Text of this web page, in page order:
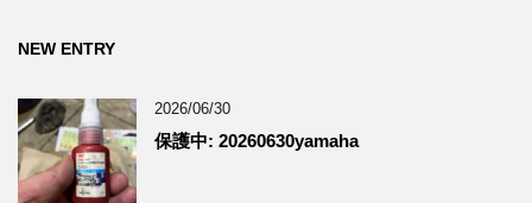
NEW ENTRY
2026/06/30
保護中: 20260630yamaha